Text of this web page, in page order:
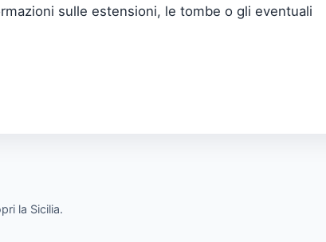
sulle estensioni, le tombe o gli eventuali
la Sicilia.